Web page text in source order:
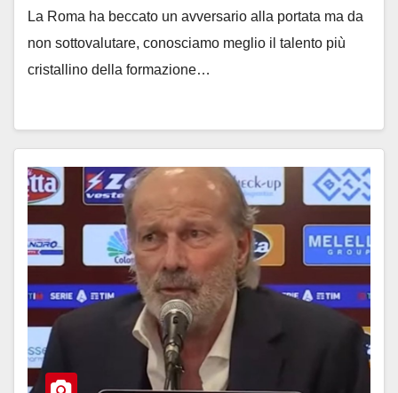
La Roma ha beccato un avversario alla portata ma da
non sottovalutare, conosciamo meglio il talento più
cristallino della formazione…